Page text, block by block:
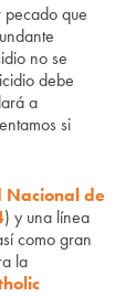
pecado que
no se
debe
a
si
Nacional de
) y una línea
como gran
la